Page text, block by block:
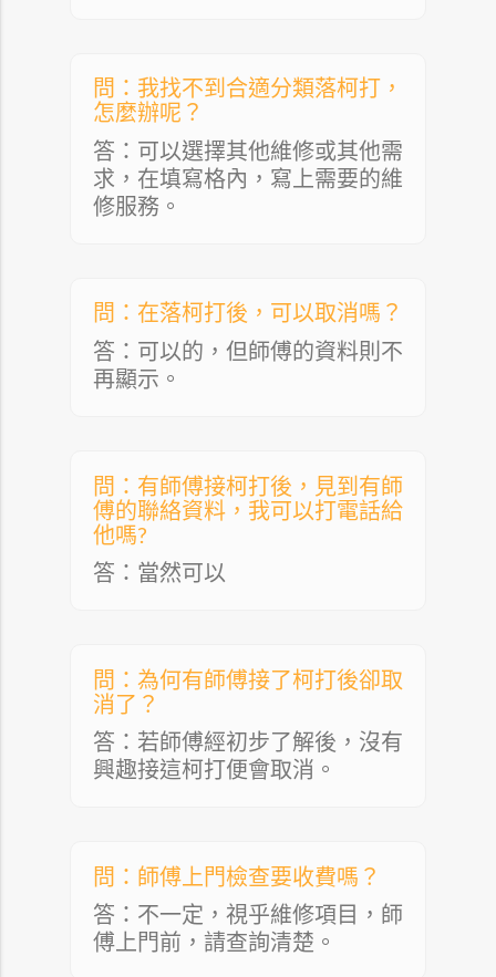
問：我找不到合適分類落柯打，
怎麼辦呢？
答：可以選擇其他維修或其他需
求，在填寫格內，寫上需要的維
修服務。
問：在落柯打後，可以取消嗎？
答：可以的，但師傅的資料則不
再顯示。
問：有師傅接柯打後，見到有師
傅的聯絡資料，我可以打電話給
他嗎?
答：當然可以
問：為何有師傅接了柯打後卻取
消了？
答：若師傅經初步了解後，沒有
興趣接這柯打便會取消。
問：師傅上門檢查要收費嗎？
答：不一定，視乎維修項目，師
傅上門前，請查詢清楚。